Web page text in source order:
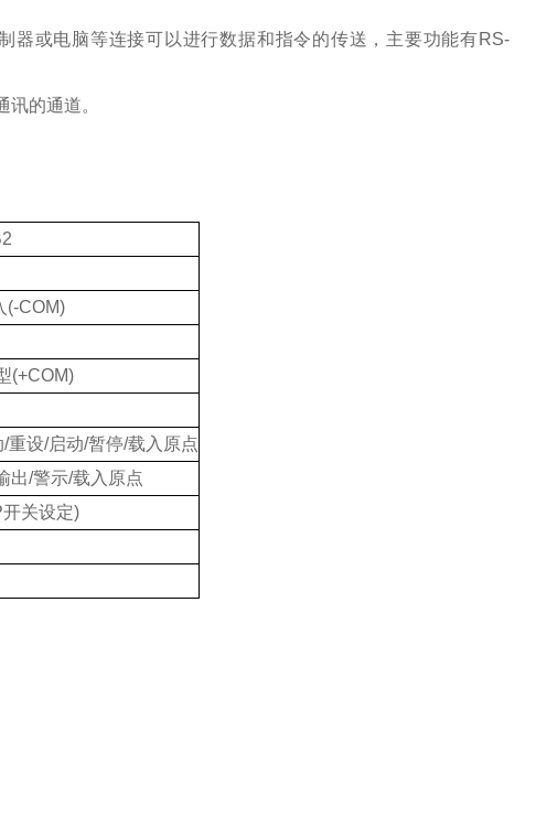
器或电脑等连接可以进行数据和指令的传送，主要功能有RS-
的通道。
(-COM)
(+COM)
重设/启动/暂停/载入原点
出/警示/载入原点
关设定)